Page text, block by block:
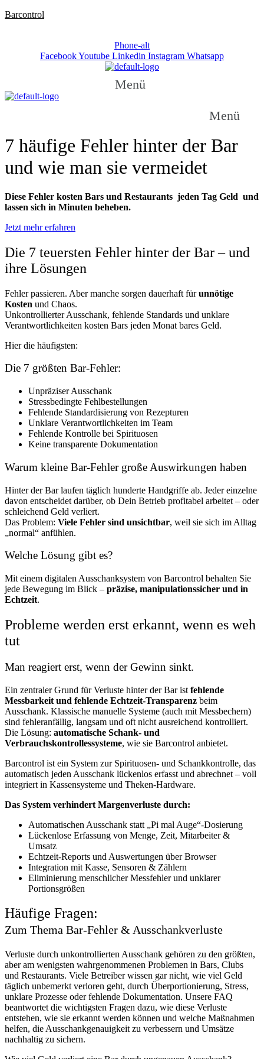
Barcontrol
Phone-alt
FacebookYoutube Linkedin Instagram Whatsapp
Menü
Menü
7 häufige Fehler hinter der Bar
und wie man sie vermeidet
Diese Fehler kosten Bars und Restaurants jeden Tag Geld und
lassen sich in Minuten beheben.
Jetzt mehr erfahren
Die 7 teuersten Fehler hinter der Bar – und
ihre Lösungen
Fehler passieren. Aber manche sorgen dauerhaft fürunnötige
Kosten und Chaos.
Unkontrollierter Ausschank, fehlende Standards und unklare
Verantwortlichkeiten kosten Bars jeden Monat bares Geld.
Hier die häufigsten:
Die 7 größten Bar-Fehler:
Unpräziser Ausschank
Stressbedingte Fehlbestellungen
Fehlende Standardisierung von Rezepturen
Unklare Verantwortlichkeiten im Team
Fehlende Kontrolle bei Spirituosen
Keine transparente Dokumentation
Warum kleine Bar-Fehler große Auswirkungen haben
Hinter der Bar laufen täglich hunderte Handgriffe ab. Jeder einzelne
davon entscheidet darüber, ob Dein Betrieb profitabel arbeitet – oder
schleichend Geld verliert.
Das Problem: Viele Fehler sind unsichtbar, weil sie sich im Alltag
„normal“ anfühlen.
Welche Lösung gibt es?
Mit einem digitalen Ausschanksystem von Barcontrol behalten Sie
jede Bewegung im Blick – präzise, manipulationssicher und in
Echtzeit.
Probleme werden erst erkannt, wenn es weh
tut
Man reagiert erst, wenn der Gewinn sinkt.
Ein zentraler Grund für Verluste hinter der Bar ist fehlende
Messbarkeit und fehlende Echtzeit-Transparenz beim
Ausschank. Klassische manuelle Systeme (auch mit Messbechern)
sind fehleranfällig, langsam und oft nicht ausreichend kontrolliert.
Die Lösung: automatische Schank- und
Verbrauchskontrollessysteme, wie sie Barcontrol anbietet.
Barcontrol ist ein System zur Spirituosen- und Schankkontrolle, das
automatisch jeden Ausschank lückenlos erfasst und abrechnet – voll
integriert in Kassensysteme und Theken-Hardware.
Das System verhindert Margenverluste durch:
Automatischen Ausschank statt „Pi mal Auge“-Dosierung
Lückenlose Erfassung von Menge, Zeit, Mitarbeiter &
Umsatz
Echtzeit-Reports und Auswertungen über Browser
Integration mit Kasse, Sensoren & Zählern
Eliminierung menschlicher Messfehler und unklarer
Portionsgrößen
Häufige Fragen:
Zum Thema Bar-Fehler & Ausschankverluste
Verluste durch unkontrollierten Ausschank gehören zu den größten,
aber am wenigsten wahrgenommenen Problemen in Bars, Clubs
und Restaurants. Viele Betreiber wissen gar nicht, wie viel Geld
täglich unbemerkt verloren geht, durch Überportionierung, Stress,
unklare Prozesse oder fehlende Dokumentation. Unsere FAQ
beantwortet die wichtigsten Fragen dazu, wie diese Verluste
entstehen, wie sie erkannt werden können und welche Maßnahmen
helfen, die Ausschankgenauigkeit zu verbessern und Umsätze
nachhaltig zu sichern.